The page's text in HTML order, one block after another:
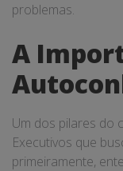
problemas.
A
Um dos pilares do
Executivos que
primeiramente,